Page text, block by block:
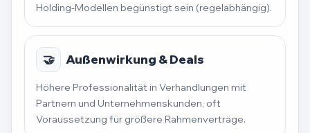
Holding-Modellen begünstigt sein (regelabhängig).
🤝 Außenwirkung & Deals
Höhere Professionalität in Verhandlungen mit
Partnern und Unternehmenskunden, oft
Voraussetzung für größere Rahmenverträge.